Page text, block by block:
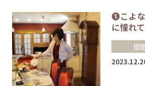
❶こよ
に憧れ
間